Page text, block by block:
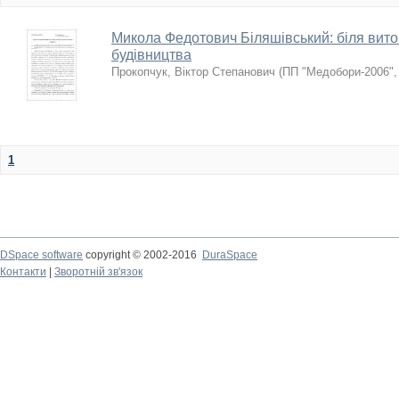
Микола Федотович Біляшівський: біля
будівництва
Прокопчук, Віктор Степанович (ПП "Медобори-2006"
1
DSpace software copyright © 2002-2016
DuraSpace
Контакти
Зворотній зв'язок